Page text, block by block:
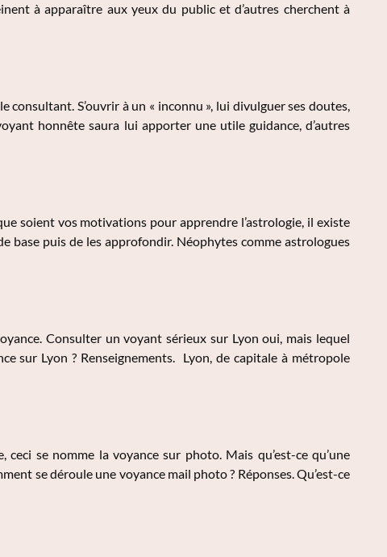
à apparaître aux yeux du public et d’autres cherchent à
consultant. S’ouvrir à un « inconnu », lui divulguer ses doutes,
honnête saura lui apporter une utile guidance, d’autres
soient vos motivations pour apprendre l’astrologie, il existe
base puis de les approfondir. Néophytes comme astrologues
Consulter un voyant sérieux sur Lyon oui, mais lequel
sur Lyon ? Renseignements. Lyon, de capitale à métropole
se nomme la voyance sur photo. Mais qu’est-ce qu’une
se déroule une voyance mail photo ? Réponses. Qu’est-ce